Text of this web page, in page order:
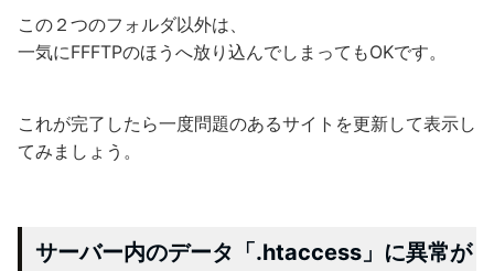
この２つのフォルダ以外は、
一気にFFFTPのほうへ放り込んでしまってもOKです。
これが完了したら一度問題のあるサイトを更新して表示し
てみましょう。
サーバー内のデータ「.htaccess」に異常が